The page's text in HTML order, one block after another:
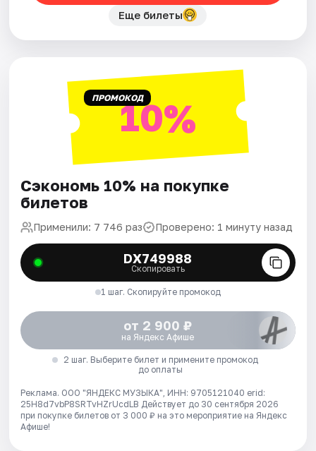
Еще билеты
ПРОМОКОД10%
Сэкономь 10% на покупке
билетов
Применили: 7 746 раз Проверено: 1 минуту назад
DX749988
Скопировать
1 шаг. Скопируйте промокод
от 2 900 ₽
на Яндекс Афише
2 шаг. Выберите билет и примените промокод
до оплаты
Реклама. ООО "ЯНДЕКС МУЗЫКА", ИНН: 9705121040 erid:
25H8d7vbP8SRTvHZrUcdLB Действует до 30 сентября 2026
при покупке билетов от 3 000 ₽ на это мероприятие на Яндекс
Афише!